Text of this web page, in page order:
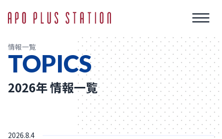
情報一覧
TOPICS
2026年 情報一覧
2026.8.4